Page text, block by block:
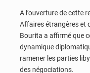
A l’ouverture de cette
Affaires étrangères et
Bourita a affirmé que
dynamique
ramener les parties
des négociations.